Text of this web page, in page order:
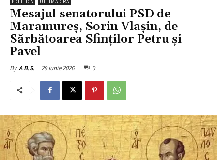
POLITICĂ ULTIMA ORĂ
Mesajul senatorului PSD de
Maramureș, Sorin Vlașin, de
Sărbătoarea Sfinților Petru și
Pavel
By A B.S. 29 iunie 2026 0